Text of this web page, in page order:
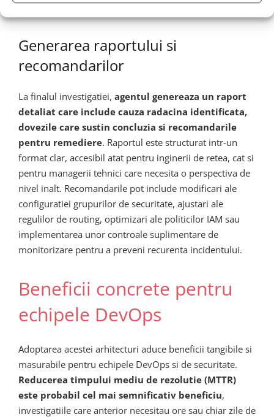
Generarea raportului si
recomandarilor
La finalul investigatiei, agentul genereaza un raport
detaliat care include cauza radacina identificata,
dovezile care sustin concluzia si recomandarile
pentru remediere. Raportul este structurat intr-un
format clar, accesibil atat pentru inginerii de retea, cat si
pentru managerii tehnici care necesita o perspectiva de
nivel inalt. Recomandarile pot include modificari ale
configuratiei grupurilor de securitate, ajustari ale
regulilor de routing, optimizari ale politicilor IAM sau
implementarea unor controale suplimentare de
monitorizare pentru a preveni recurenta incidentului.
Beneficii concrete pentru
echipele DevOps
Adoptarea acestei arhitecturi aduce beneficii tangibile si
masurabile pentru echipele DevOps si de securitate.
Reducerea timpului mediu de rezolutie (MTTR)
este probabil cel mai semnificativ beneficiu,
investigatiile care anterior necesitau ore sau chiar zile de